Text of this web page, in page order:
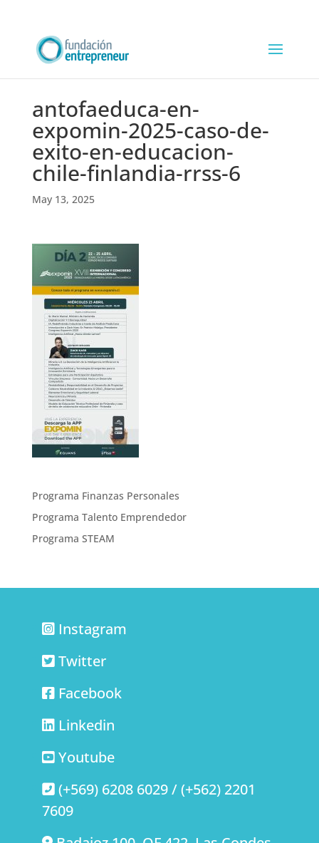
antofaeduca-en-
expomin-2025-caso-de-
exito-en-educacion-
chile-finlandia-rrss-6
May 13, 2025
Programa Finanzas Personales
Programa Talento Emprendedor
Programa STEAM
Instagram
Twitter
Facebook
Linkedin
Youtube
(+569) 6208 6029 / (+562) 2201
7609